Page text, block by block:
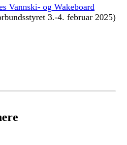
Vannski- og Wakeboard
3.-4. februar 2025)